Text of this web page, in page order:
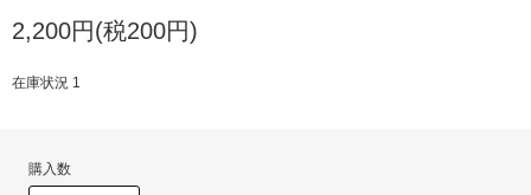
2,200円(税200円)
在庫状況 1
購入数